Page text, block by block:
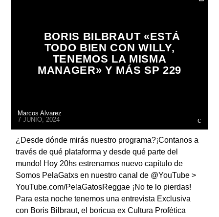
BORIS BILBRAUT «ESTÁ
TODO BIEN CON WILLY,
TENEMOS LA MISMA
MANAGER» Y MÁS SP 229
Marcos Alvarez
7 JUNIO, 2024
¿Desde dónde mirás nuestro programa?¡Contanos a
través de qué plataforma y desde qué parte del
mundo! Hoy 20hs estrenamos nuevo capítulo de
Somos PelaGatxs en nuestro canal de @YouTube >
YouTube.com/PelaGatosReggae ¡No te lo pierdas!
Para esta noche tenemos una entrevista Exclusiva
con Boris Bilbraut, el boricua ex Cultura Profética